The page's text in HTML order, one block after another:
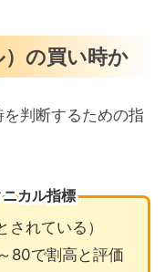
の買い時か
判断するための指
カル指標
れている）
80で割高と評価